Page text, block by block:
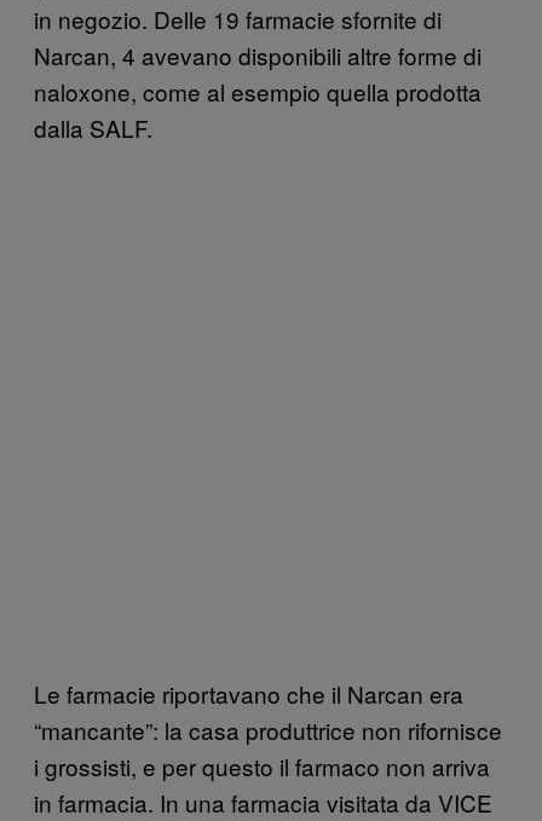
in negozio. Delle 19 farmacie sfornite di
Narcan, 4 avevano disponibili altre forme di
naloxone, come al esempio quella prodotta
dalla SALF.
Le farmacie riportavano che il Narcan era
“mancante”: la casa produttrice non rifornisce
i grossisti, e per questo il farmaco non arriva
in farmacia. In una farmacia visitata da VICE